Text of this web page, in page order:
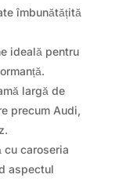
îmbunătățită
ideală pentru
largă de
precum Audi,
caroseria
aspectul